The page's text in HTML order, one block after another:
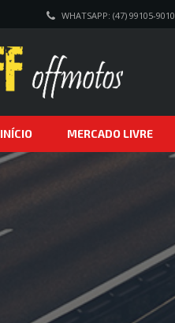
WHATSAPP: (47) 99105-9010
INÍCIO MERCADO LIVRE